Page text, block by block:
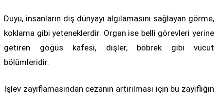
Duyu, insanların dış dünyayı algılamasını sağlayan görme,
koklama gibi yeteneklerdir. Organ ise belli görevleri yerine
getiren göğüs kafesi, dişler, böbrek gibi vücut
bölümleridir.
İşlev zayıflamasından cezanın artırılması için bu zayıflığın